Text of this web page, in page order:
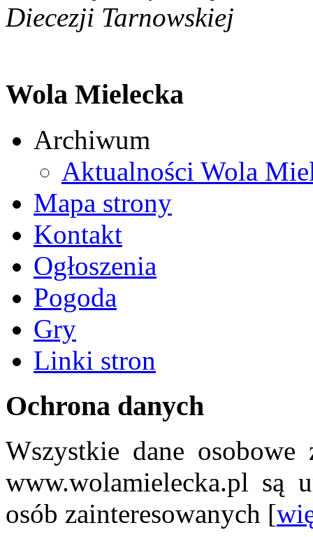
Diecezji Tarnowskiej
Wola Mielecka
Archiwum
Aktualności Wola
Mapa strony
Kontakt
Ogłoszenia
Pogoda
Gry
Linki stron
Ochrona danych
Wszystkie dane osobowe
www.wolamielecka.pl są
osób zainteresowanych [